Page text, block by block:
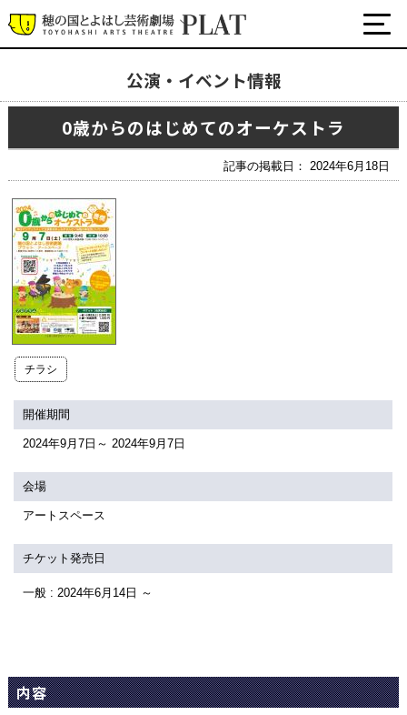
公式SNS
サービス
座席表
プラットニュース 出版物・映像
サイトマップ トップに戻る
公演・イベント情報
0歳からのはじめてのオーケストラ
記事の掲載日： 2024年6月18日
チラシ
開催期間
2024年9月7日～ 2024年9月7日
会場
アートスペース
チケット発売日
一般 : 2024年6月14日 ～
内容
最新の公演・イベント情報
演劇・ダンス・音楽など
イベント
プラットについて
チケット・座席表・鑑賞サポートなど
施設の利用について
サポート
関連団体・施設